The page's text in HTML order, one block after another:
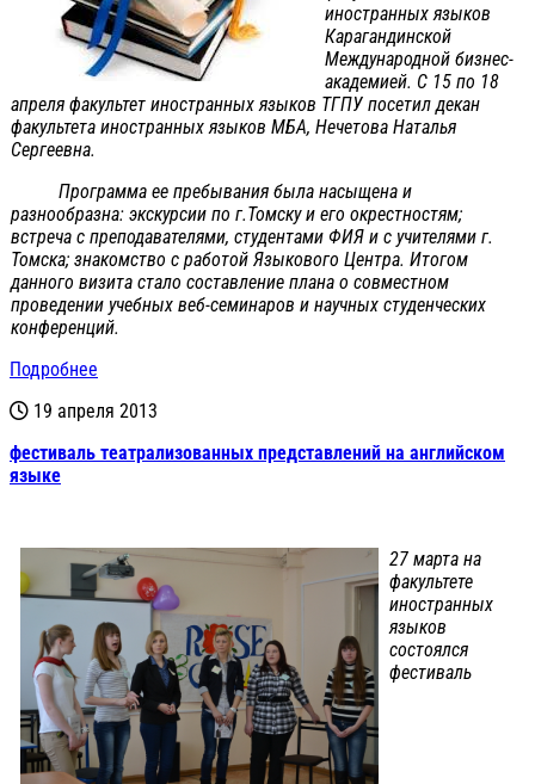
иностранных языков
Карагандинской
Международной бизнес-
академией. C 15 по 18
апреля факультет иностранных языков ТГПУ посетил декан
факультета иностранных языков МБА, Нечетова Наталья
Сергеевна.
Программа ее пребывания была насыщена и
разнообразна: экскурсии по г.Томску и его окрестностям;
встреча с преподавателями, студентами ФИЯ и с учителями г.
Томска; знакомство с работой Языкового Центра. Итогом
данного визита стало составление плана о совместном
проведении учебных веб-семинаров и научных студенческих
конференций.
Подробнее
19 апреля 2013
фестиваль театрализованных представлений на английском
языке
27 марта на
факультете
иностранных
языков
состоялся
фестиваль